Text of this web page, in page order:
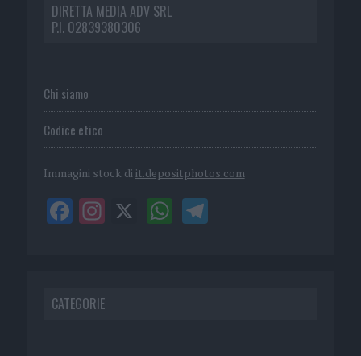
DIRETTA MEDIA ADV SRL
P.I. 02839380306
Chi siamo
Codice etico
Immagini stock di it.depositphotos.com
CATEGORIE